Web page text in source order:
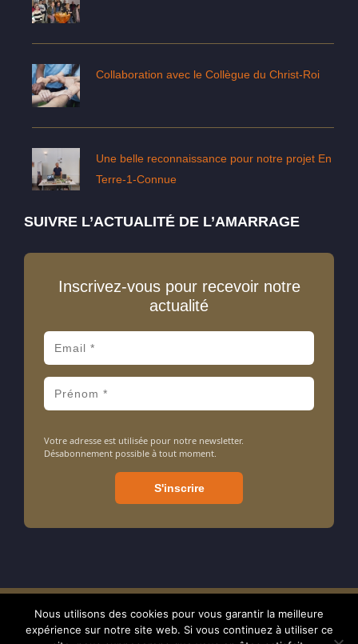
Collaboration avec le Collègue du Christ-Roi
Une belle reconnaissance pour notre projet En
Terre-1-Connue
SUIVRE L’ACTUALITÉ DE L’AMARRAGE
Inscrivez-vous pour recevoir notre
actualité
Votre adresse est utilisée pour notre newsletter.
Désabonnement possible à tout moment.
Amarrage ASBL - Association sans but lucratif - N° d'entreprise : 413
714 106 - BE24 7320 0897 1238 - RPM tribunal de Nivelles - © 2024
Nous utilisons des cookies pour vous garantir la meilleure
expérience sur notre site web. Si vous continuez à utiliser ce